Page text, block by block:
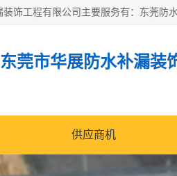
东莞市华展防水补漏装
供应商机